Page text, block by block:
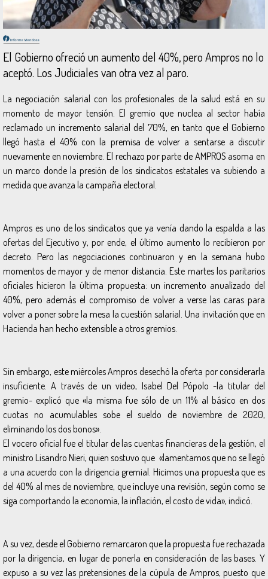
El Gobierno ofreció un aumento del 40%, pero Ampros no lo
aceptó. Los Judiciales van otra vez al paro.
La negociación salarial con los profesionales de la salud está en su
momento de mayor tensión. El gremio que nuclea al sector había
reclamado un incremento salarial del 70%, en tanto que el Gobierno
llegó hasta el 40% con la premisa de volver a sentarse a discutir
nuevamente en noviembre. El rechazo por parte de AMPROS asoma en
un marco donde la presión de los sindicatos estatales va subiendo a
medida que avanza la campaña electoral.
Ampros es uno de los sindicatos que ya venía dando la espalda a las
ofertas del Ejecutivo y, por ende, el último aumento lo recibieron por
decreto. Pero las negociaciones continuaron y en la semana hubo
momentos de mayor y de menor distancia. Este martes los paritarios
oficiales hicieron la última propuesta: un incremento anualizado del
40%, pero además el compromiso de volver a verse las caras para
volver a poner sobre la mesa la cuestión salarial. Una invitación que en
Hacienda han hecho extensible a otros gremios.
Sin embargo, este miércoles Ampros desechó la oferta por considerarla
insuficiente. A través de un video, Isabel Del Pópolo -la titular del
gremio- explicó que «la misma fue sólo de un 11% al básico en dos
cuotas no acumulables sobe el sueldo de noviembre de 2020,
eliminando los dos bonos».
El vocero oficial fue el titular de las cuentas financieras de la gestión, el
ministro Lisandro Nieri, quien sostuvo que «lamentamos que no se llegó
a una acuerdo con la dirigencia gremial. Hicimos una propuesta que es
del 40% al mes de noviembre, que incluye una revisión, según como se
siga comportando la economía, la inflación, el costo de vida», indicó.
A su vez, desde el Gobierno remarcaron que la propuesta fue rechazada
por la dirigencia, en lugar de ponerla en consideración de las bases. Y
expuso a su vez las pretensiones de la cúpula de Ampros, puesto que